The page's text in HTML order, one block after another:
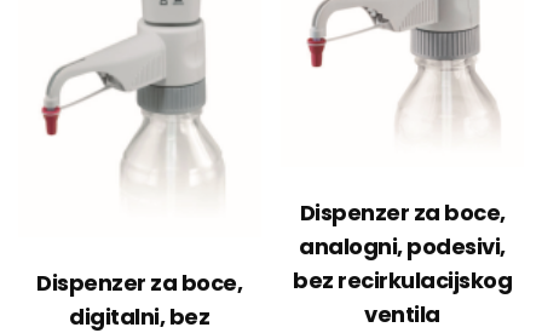
Dispenzer za boce,
digitalni, bez
Dispenzer za boce,
analogni, podesivi,
bez recirkulacijskog
ventila